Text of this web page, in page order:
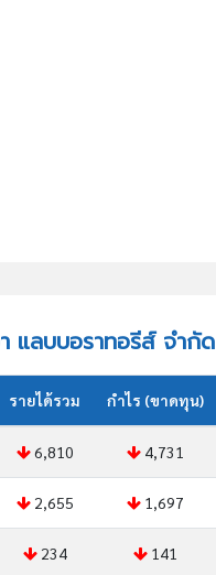
แลบบอราทอรีส์ จำกัด
รายได้รวม กำไร (ขาดทุน)
6,810 4,731
2,655 1,697
234 141